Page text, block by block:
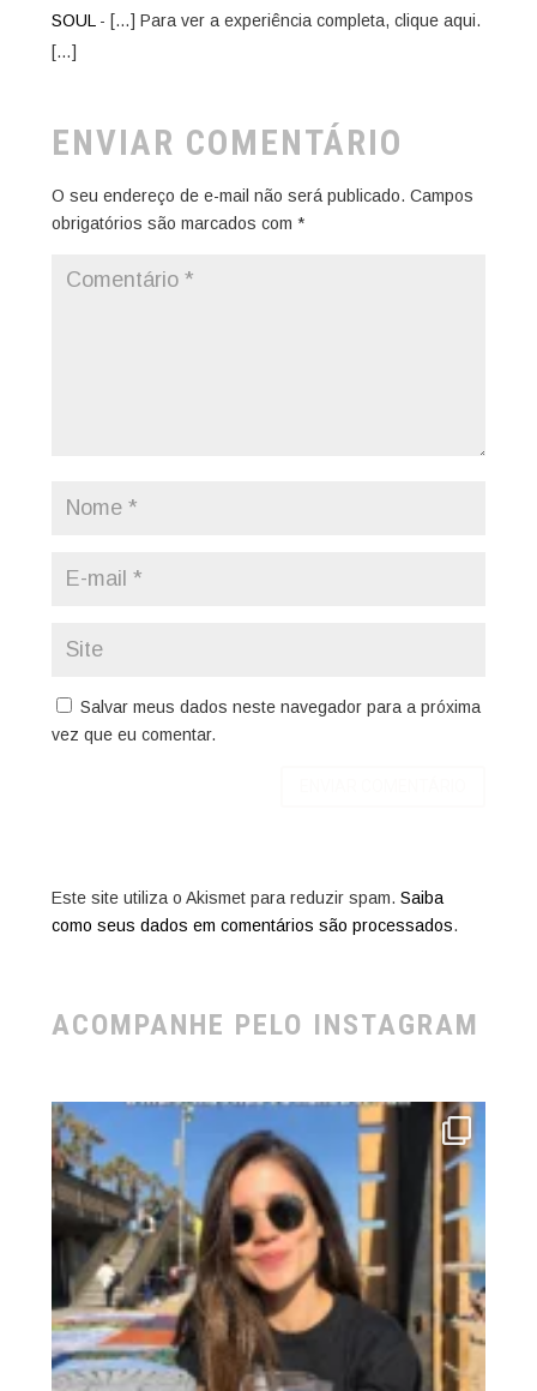
SOUL - […] Para ver a experiência completa, clique aqui.
[…]
ENVIAR COMENTÁRIO
O seu endereço de e-mail não será publicado. Campos
obrigatórios são marcados com *
Salvar meus dados neste navegador para a próxima
vez que eu comentar.
Este site utiliza o Akismet para reduzir spam. Saiba
como seus dados em comentários são processados.
ACOMPANHE PELO INSTAGRAM